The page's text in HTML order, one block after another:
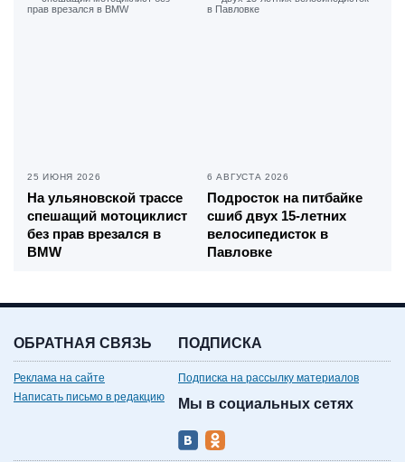
25 ИЮНЯ 2026
На ульяновской трассе
спешащий мотоциклист
без прав врезался в
BMW
6 АВГУСТА 2026
Подросток на питбайке
сшиб двух 15-летних
велосипедисток в
Павловке
ОБРАТНАЯ СВЯЗЬ
Реклама на сайте
Написать письмо в редакцию
ПОДПИСКА
Подписка на рассылку материалов
Мы в социальных сетях